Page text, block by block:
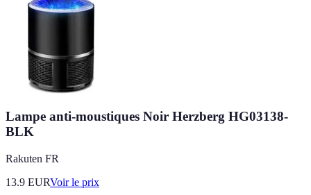
Lampe anti-moustiques Noir Herzberg HG03138-
BLK
Rakuten FR
13.9 EURVoir le prix